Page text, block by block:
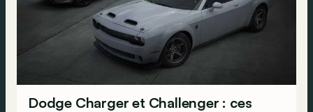
Dodge Charger et Challenger : ces